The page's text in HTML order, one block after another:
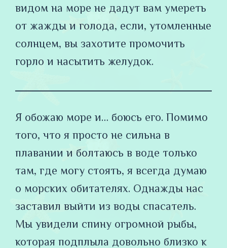
видом на море не дадут вам умереть
от жажды и голода, если, утомленные
солнцем, вы захотите промочить
горло и насытить желудок.
Я обожаю море и… боюсь его. Помимо
того, что я просто не сильна в
плавании и болтаюсь в воде только
там, где могу стоять, я всегда думаю
о морских обитателях. Однажды нас
заставил выйти из воды спасатель.
Мы увидели спину огромной рыбы,
которая подплыла довольно близко к